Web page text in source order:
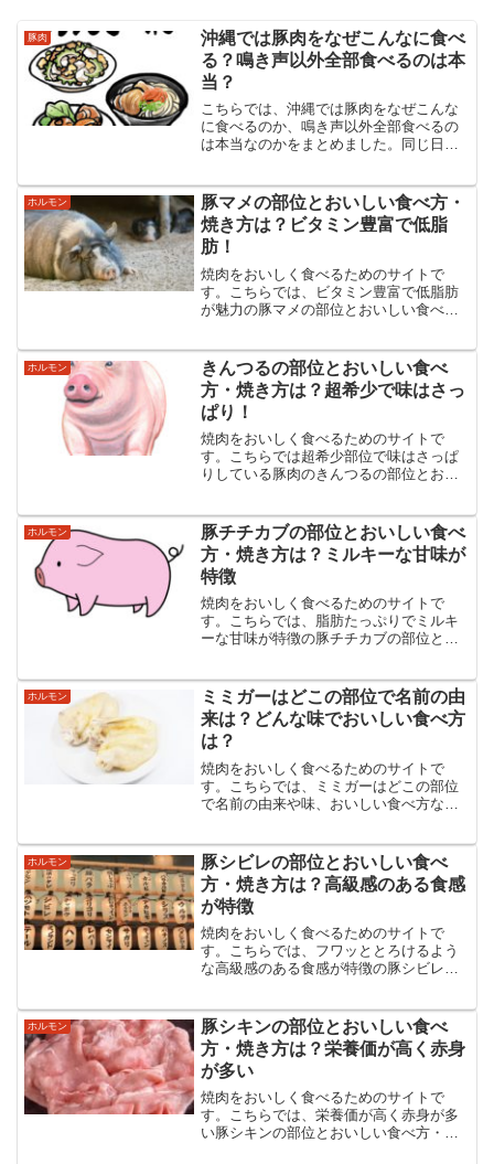
豚肉
沖縄では豚肉をなぜこんなに食べ
る？鳴き声以外全部食べるのは本
当？
こちらでは、沖縄では豚肉をなぜこんな
に食べるのか、鳴き声以外全部食べるの
は本当なのかをまとめました。同じ日本
はたしてどんな理由でこんなに食べられ
るようになったのでしょうか？
ホルモン
豚マメの部位とおいしい食べ方・
焼き方は？ビタミン豊富で低脂
肪！
焼肉をおいしく食べるためのサイトで
す。こちらでは、ビタミン豊富で低脂肪
が魅力の豚マメの部位とおいしい食べ
メのあらゆる情報を紹介・解説していま
す。
ホルモン
きんつるの部位とおいしい食べ
方・焼き方は？超希少で味はさっ
ぱり！
焼肉をおいしく食べるためのサイトで
す。こちらでは超希少部位で味はさっぱ
りしている豚肉のきんつるの部位とおい
とまでのあらゆる情報を紹介・解説して
います。
ホルモン
豚チチカブの部位とおいしい食べ
方・焼き方は？ミルキーな甘味が
特徴
焼肉をおいしく食べるためのサイトで
す。こちらでは、脂肪たっぷりでミルキ
ーな甘味が特徴の豚チチカブの部位とお
のことまでのあらゆる情報を紹介・解説
しています。
ホルモン
ミミガーはどこの部位で名前の由
来は？どんな味でおいしい食べ方
は？
焼肉をおいしく食べるためのサイトで
す。こちらでは、ミミガーはどこの部位
で名前の由来や味、おいしい食べ方など
る情報を紹介・解説しています。
ホルモン
豚シビレの部位とおいしい食べ
方・焼き方は？高級感のある食感
が特徴
焼肉をおいしく食べるためのサイトで
す。こちらでは、フワッととろけるよう
な高級感のある食感が特徴の豚シビレの
ことまで豚シビレのあらゆる情報を紹
介・解説しています。
ホルモン
豚シキンの部位とおいしい食べ
方・焼き方は？栄養価が高く赤身
が多い
焼肉をおいしく食べるためのサイトで
す。こちらでは、栄養価が高く赤身が多
い豚シキンの部位とおいしい食べ方・焼